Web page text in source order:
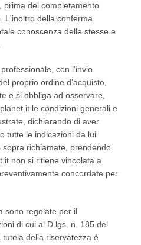
prima del completamento
L'inoltro della conferma
conoscenza delle stesse e
con l'invio
proprio ordine d'acquisto,
e si obbliga ad osservare,
le condizioni generali e
dichiarando di aver
tutte le indicazioni da lui
richiamate, prendendo
non si ritiene vincolata a
concordate per
sono regolate per il
di cui al D.lgs. n. 185 del
della riservatezza è